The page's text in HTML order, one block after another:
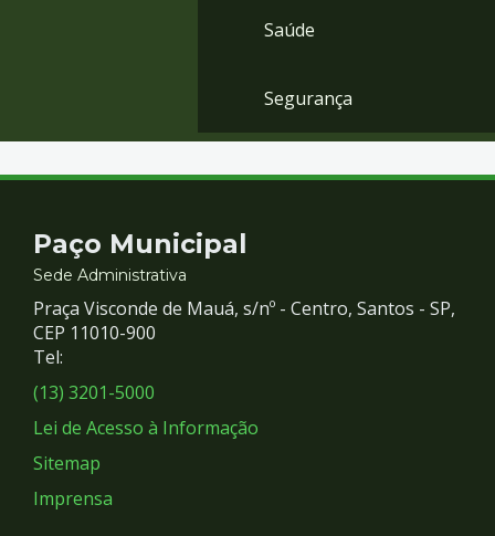
Saúde
Segurança
Contato
e
Redes
Sociais
Paço Municipal
Sede Administrativa
Praça Visconde de Mauá, s/nº - Centro, Santos - SP,
CEP 11010-900
Tel:
(13) 3201-5000
Lei de Acesso à Informação
Sitemap
Imprensa